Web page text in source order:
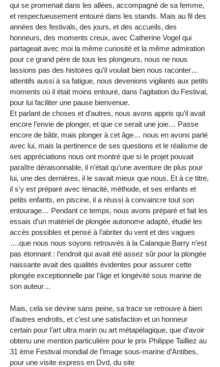
qui se promenait dans les allées, accompagné de sa femme,
et respectueusement entouré dans les stands. Mais au fil des
années des festivals, des jours, et des accueils, des
honneurs, des moments creux, avec Catherine Vogel qui
partageait avec moi la même curiosité et la même admiration
pour ce grand père de tous les plongeurs, nous ne nous
lassions pas des histoires qu’il voulait bien nous raconter…
attentifs aussi à sa fatigue, nous devenions vigilants aux petits
moments où il était moins entouré, dans l’agitation du Festival,
pour lui faciliter une pause bienvenue.
Et parlant de choses et d’autres, nous avons appris qu’il avait
encore l’envie de plonger, et que ce serait une joie… Passe
encore de bâtir, mais plonger à cet âge… nous en avons parlé
avec lui, mais la pertinence de ses questions et le réalisme de
ses appréciations nous ont montré que si le projet pouvait
paraître déraisonnable, il n’était qu’une aventure de plus pour
lui, une des dernières, il le savait mieux que nous. Et à ce titre,
il s’y est préparé avec ténacité, méthode, et ses enfants et
petits enfants, en piscine, il a réussi à convaincre tout son
entourage… Pendant ce temps, nous avons préparé et fait les
essais d’un matériel de plongée autonome adapté, étudié les
accès possibles et pensé à l’abriter du vent et des vagues
….que nous nous soyons retrouvés à la Calanque Barry n’est
pas étonnant : l’endroit qui avait été assez sûr pour la plongée
naissante avait des qualités évidentes pour assurer cette
plongée exceptionnelle par l’âge et longévité sous marine de
son auteur…
Mais, cela se devine sans peine, sa trace se retrouve à bien
d’autres endroits, et c’est une satisfaction et un honneur
certain pour l’art ultra marin ou art métapélagique, que d’avoir
obtenu une mention particulière pour le prix Philippe Tailliez au
31 ème Festival mondial de l’image sous-marine d’Antibes,
pour une visite express en Dvd, du site